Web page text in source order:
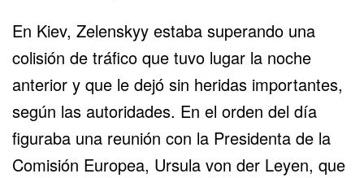
En Kiev, Zelenskyy estaba superando una
colisión de tráfico que tuvo lugar la noche
anterior y que le dejó sin heridas importantes,
según las autoridades. En el orden del día
figuraba una reunión con la Presidenta de la
Comisión Europea, Ursula von der Leyen, que